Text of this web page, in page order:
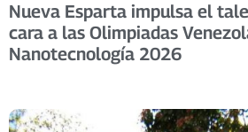
Nueva Esparta impulsa el
cara a las Olimpiadas
Nanotecnología 2026